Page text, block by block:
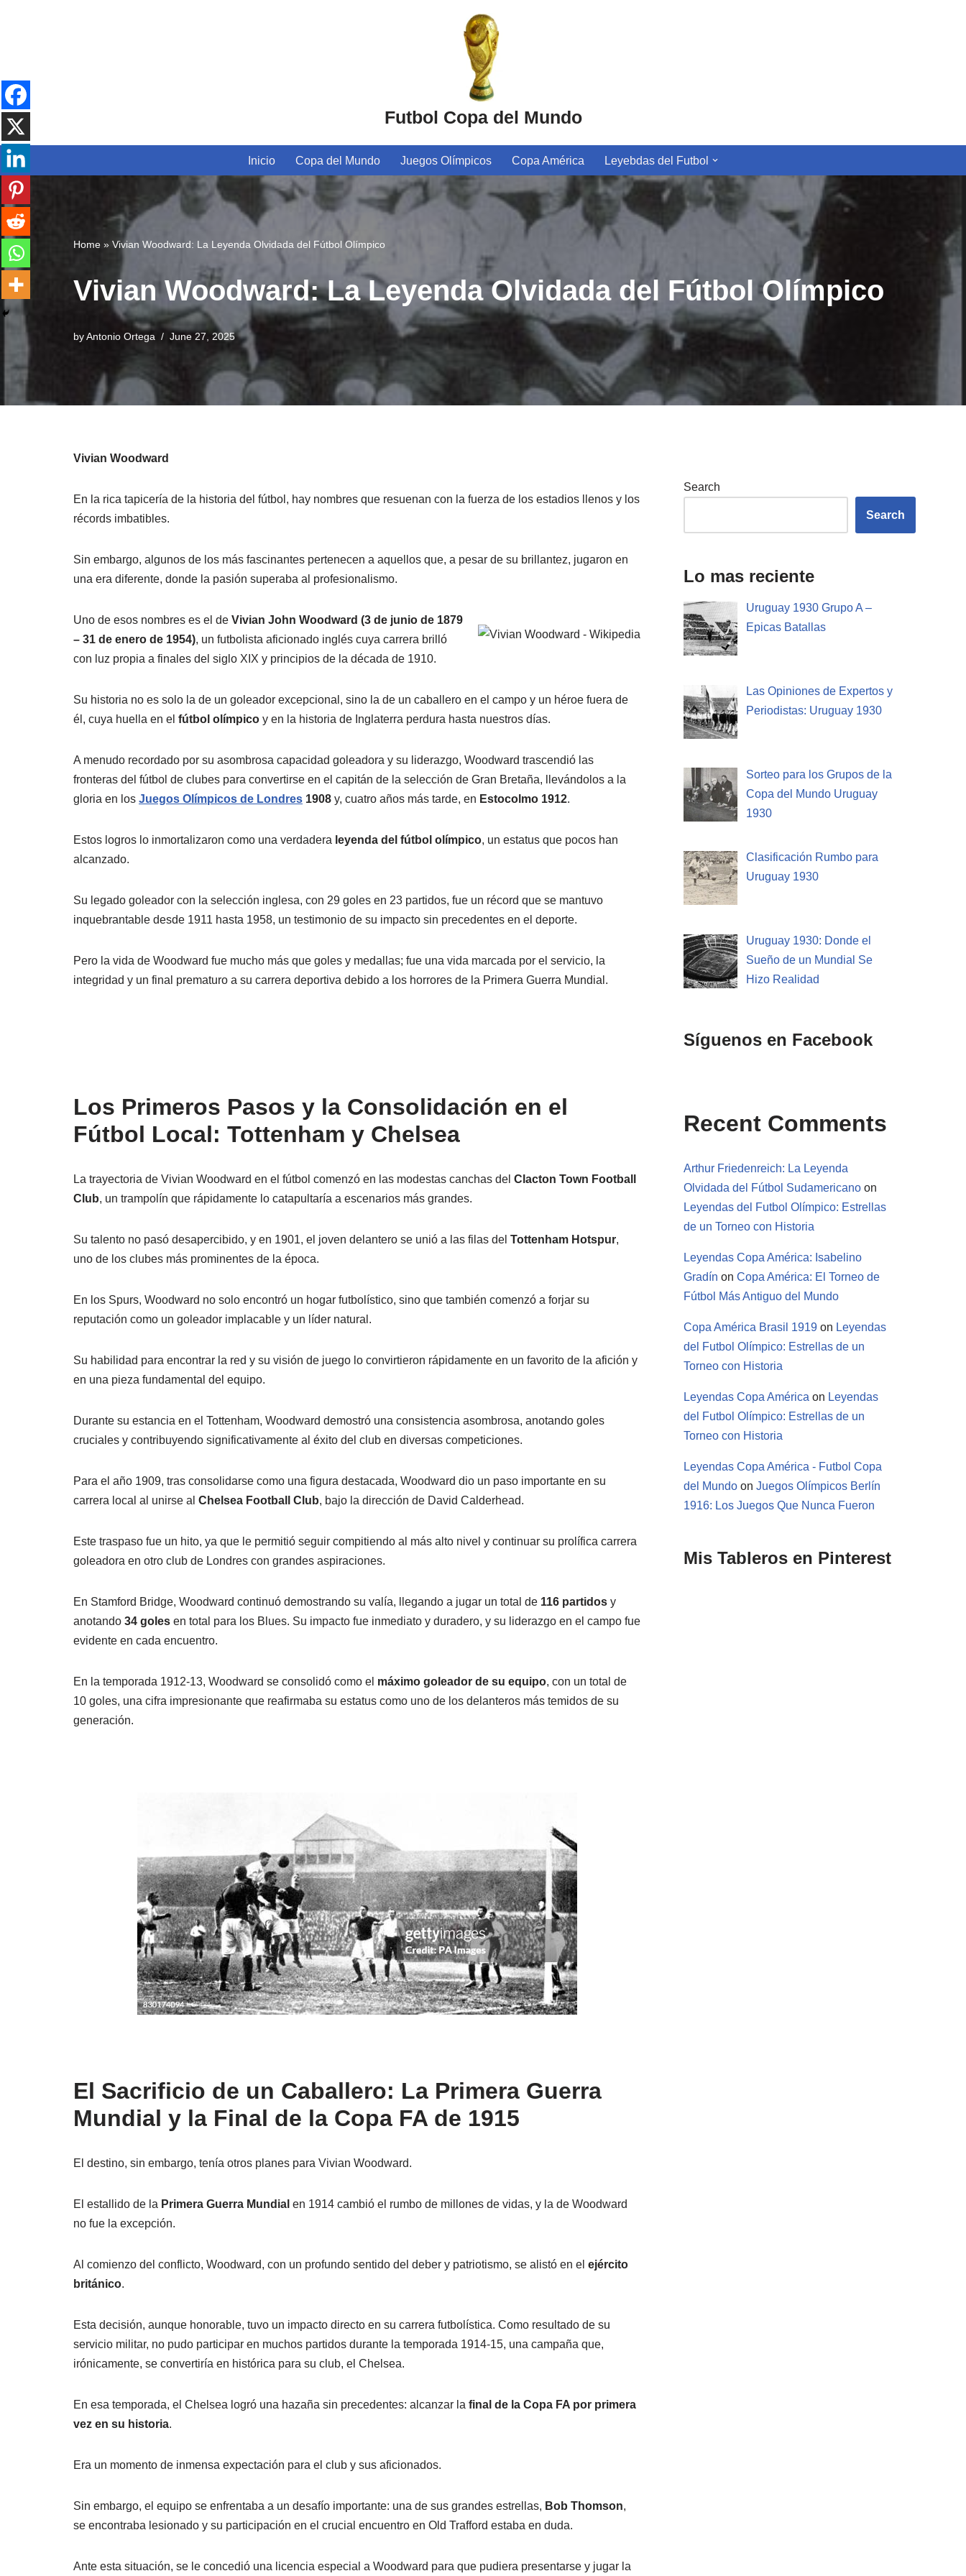
content
Futbol Copa del Mundo
Inicio Copa del Mundo Juegos Olímpicos Copa América Leyebdas del Futbol
Home » Vivian Woodward: La Leyenda Olvidada del Fútbol Olímpico
Vivian Woodward: La Leyenda Olvidada del Fútbol Olímpico
byAntonio Ortega June 27, 2025
Vivian Woodward
En la rica tapicería de la historia del fútbol, hay nombres que resuenan con la fuerza de los estadios llenos y los
récords imbatibles.
Sin embargo, algunos de los más fascinantes pertenecen a aquellos que, a pesar de su brillantez, jugaron en
una era diferente, donde la pasión superaba al profesionalismo.
Uno de esos nombres es el de Vivian John Woodward (3 de junio de 1879
– 31 de enero de 1954), un futbolista aficionado inglés cuya carrera brilló
con luz propia a finales del siglo XIX y principios de la década de 1910.
Su historia no es solo la de un goleador excepcional, sino la de un caballero en el campo y un héroe fuera de
él, cuya huella en el fútbol olímpico y en la historia de Inglaterra perdura hasta nuestros días.
A menudo recordado por su asombrosa capacidad goleadora y su liderazgo, Woodward trascendió las
fronteras del fútbol de clubes para convertirse en el capitán de la selección de Gran Bretaña, llevándolos a la
gloria en los Juegos Olímpicos de Londres 1908 y, cuatro años más tarde, en Estocolmo 1912.
Estos logros lo inmortalizaron como una verdadera leyenda del fútbol olímpico, un estatus que pocos han
alcanzado.
Su legado goleador con la selección inglesa, con 29 goles en 23 partidos, fue un récord que se mantuvo
inquebrantable desde 1911 hasta 1958, un testimonio de su impacto sin precedentes en el deporte.
Pero la vida de Woodward fue mucho más que goles y medallas; fue una vida marcada por el servicio, la
integridad y un final prematuro a su carrera deportiva debido a los horrores de la Primera Guerra Mundial.
Los Primeros Pasos y la Consolidación en el
Fútbol Local: Tottenham y Chelsea
La trayectoria de Vivian Woodward en el fútbol comenzó en las modestas canchas del Clacton Town Football
Club, un trampolín que rápidamente lo catapultaría a escenarios más grandes.
Su talento no pasó desapercibido, y en 1901, el joven delantero se unió a las filas del Tottenham Hotspur,
uno de los clubes más prominentes de la época.
En los Spurs, Woodward no solo encontró un hogar futbolístico, sino que también comenzó a forjar su
reputación como un goleador implacable y un líder natural.
Su habilidad para encontrar la red y su visión de juego lo convirtieron rápidamente en un favorito de la afición y
en una pieza fundamental del equipo.
Durante su estancia en el Tottenham, Woodward demostró una consistencia asombrosa, anotando goles
cruciales y contribuyendo significativamente al éxito del club en diversas competiciones.
Para el año 1909, tras consolidarse como una figura destacada, Woodward dio un paso importante en su
carrera local al unirse al Chelsea Football Club, bajo la dirección de David Calderhead.
Este traspaso fue un hito, ya que le permitió seguir compitiendo al más alto nivel y continuar su prolífica carrera
goleadora en otro club de Londres con grandes aspiraciones.
En Stamford Bridge, Woodward continuó demostrando su valía, llegando a jugar un total de 116 partidos y
anotando 34 goles en total para los Blues. Su impacto fue inmediato y duradero, y su liderazgo en el campo fue
evidente en cada encuentro.
En la temporada 1912-13, Woodward se consolidó como el máximo goleador de su equipo, con un total de
10 goles, una cifra impresionante que reafirmaba su estatus como uno de los delanteros más temidos de su
generación.
El Sacrificio de un Caballero: La Primera Guerra
Mundial y la Final de la Copa FA de 1915
El destino, sin embargo, tenía otros planes para Vivian Woodward.
El estallido de la Primera Guerra Mundial en 1914 cambió el rumbo de millones de vidas, y la de Woodward
no fue la excepción.
Al comienzo del conflicto, Woodward, con un profundo sentido del deber y patriotismo, se alistó en el ejército
británico.
Esta decisión, aunque honorable, tuvo un impacto directo en su carrera futbolística. Como resultado de su
servicio militar, no pudo participar en muchos partidos durante la temporada 1914-15, una campaña que,
irónicamente, se convertiría en histórica para su club, el Chelsea.
En esa temporada, el Chelsea logró una hazaña sin precedentes: alcanzar la final de la Copa FA por primera
vez en su historia.
Era un momento de inmensa expectación para el club y sus aficionados.
Sin embargo, el equipo se enfrentaba a un desafío importante: una de sus grandes estrellas, Bob Thomson,
se encontraba lesionado y su participación en el crucial encuentro en Old Trafford estaba en duda.
Ante esta situación, se le concedió una licencia especial a Woodward para que pudiera presentarse y jugar la
Search
Search
Lo mas reciente
Uruguay 1930 Grupo A –
Epicas Batallas
Las Opiniones de Expertos y
Periodistas: Uruguay 1930
Sorteo para los Grupos de la
Copa del Mundo Uruguay
1930
Clasificación Rumbo para
Uruguay 1930
Uruguay 1930: Donde el
Sueño de un Mundial Se
Hizo Realidad
Síguenos en Facebook
Recent Comments
Arthur Friedenreich: La Leyenda
Olvidada del Fútbol Sudamericano on
Leyendas del Futbol Olímpico: Estrellas
de un Torneo con Historia
Leyendas Copa América: Isabelino
Gradín on Copa América: El Torneo de
Fútbol Más Antiguo del Mundo
Copa América Brasil 1919 on Leyendas
del Futbol Olímpico: Estrellas de un
Torneo con Historia
Leyendas Copa América on Leyendas
del Futbol Olímpico: Estrellas de un
Torneo con Historia
Leyendas Copa América - Futbol Copa
del Mundo on Juegos Olímpicos Berlín
1916: Los Juegos Que Nunca Fueron
Mis Tableros en Pinterest